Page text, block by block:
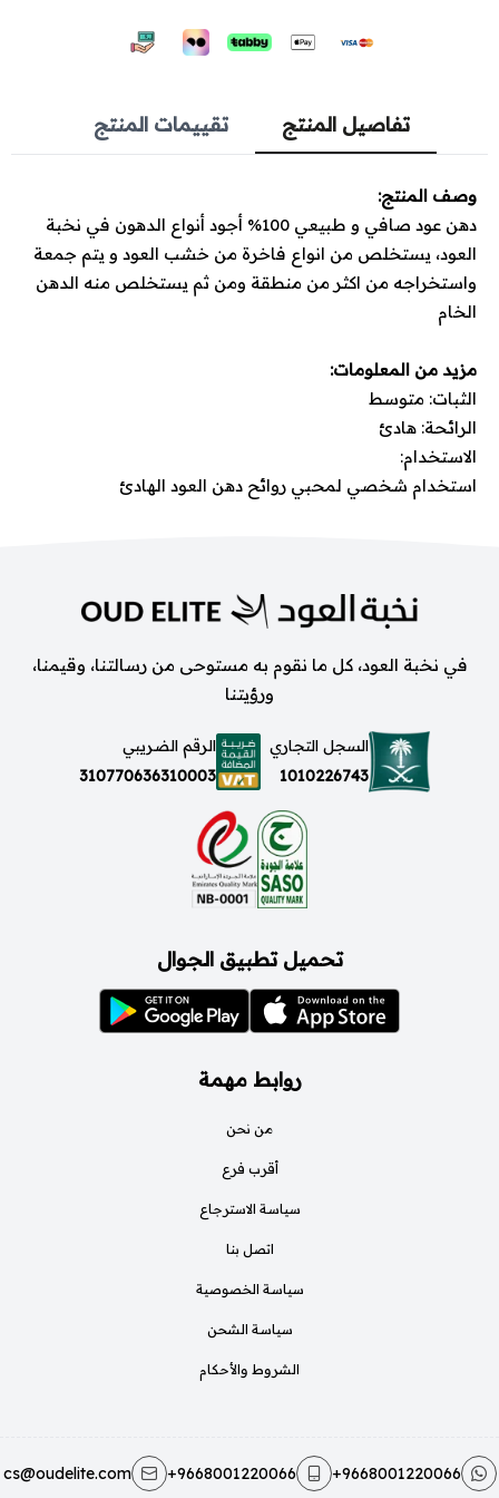
تفاصيل المنتج تقييمات المنتج
وصف المنتج:
دهن عود صافي و طبيعي 100% أجود أنواع الدهون في نخبة
العود، يستخلص من انواع فاخرة من خشب العود و يتم جمعة
واستخراجه من اكثر من منطقة ومن ثم يستخلص منه الدهن
الخام
مزيد من المعلومات:
الثبات: متوسط
الرائحة: هادئ
الاستخدام:
استخدام شخصي لمحبي روائح دهن العود الهادئ
روابط مهمة
من نحن
أقرب فرع
سياسة الاسترجاع
اتصل بنا
سياسة الخصوصية
سياسة الشحن
الشروط والأحكام
في نخبة العود، كل ما نقوم به مستوحى من رسالتنا، وقيمنا،
ورؤيتنا
السجل التجاري
1010226743
الرقم الضريبي
310770636310003
تحميل تطبيق الجوال
+9668001220066
+9668001220066
cs@oudelite.com